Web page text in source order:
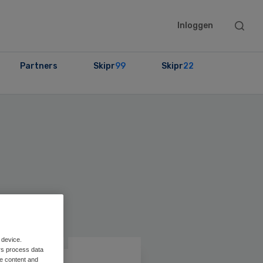
Inloggen
Search
Partners Skipr99 Skipr22
process data
content and